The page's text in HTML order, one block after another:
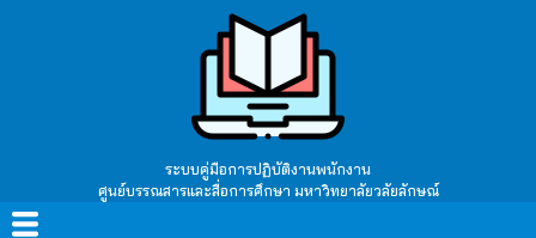
ระบบคู่มือการปฏิบัติงานพนักงาน
ศูนย์บรรณสารและสื่อการศึกษา มหาวิทยาลัยวลัยลักษณ์